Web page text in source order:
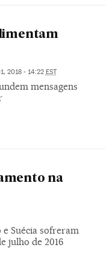
2018 - 14:22 EST
mensagens
na
Suécia sofreram
julho de 2016